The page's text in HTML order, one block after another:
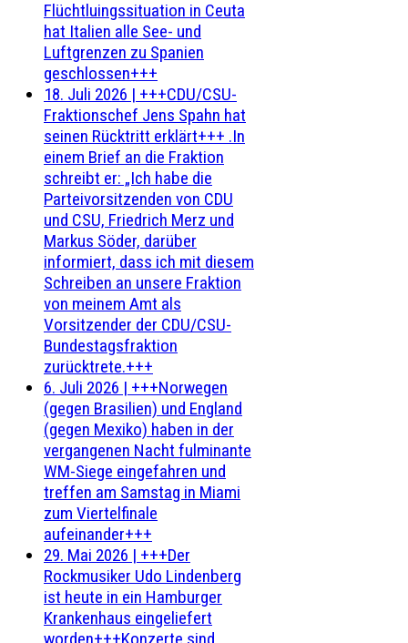
Flüchtluingssituation in Ceuta
hat Italien alle See- und
Luftgrenzen zu Spanien
geschlossen+++
18. Juli 2026 | +++CDU/CSU-
Fraktionschef Jens Spahn hat
seinen Rücktritt erklärt+++ .In
einem Brief an die Fraktion
schreibt er: „Ich habe die
Parteivorsitzenden von CDU
und CSU, Friedrich Merz und
Markus Söder, darüber
informiert, dass ich mit diesem
Schreiben an unsere Fraktion
von meinem Amt als
Vorsitzender der CDU/CSU-
Bundestagsfraktion
zurücktrete.+++
6. Juli 2026 | +++Norwegen
(gegen Brasilien) und England
(gegen Mexiko) haben in der
vergangenen Nacht fulminante
WM-Siege eingefahren und
treffen am Samstag in Miami
zum Viertelfinale
aufeinander+++
29. Mai 2026 | +++Der
Rockmusiker Udo Lindenberg
ist heute in ein Hamburger
Krankenhaus eingeliefert